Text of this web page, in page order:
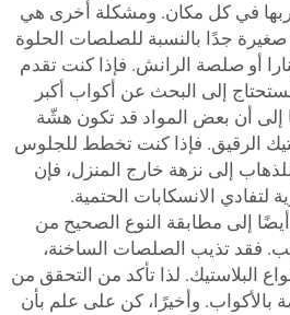
في كل مكان. ومشكلة أخرى هي
جدًا بالنسبة للصلصات الحلوة
أو صلصة الرانش. فإذا كنت تقدم
إلى البحث عن أكواب أكبر
إلى أن بعض المواد قد تكون هشّة
الرقيق. فإذا كنت تخطط للجلوس
إلى نزهة خارج المنزل، فإن
لتفادي الانسكابات الحتمية.
أيضًا إلى مطابقة النوع الصحيح من
فقد تذيب الصلصات الساخنة،
البلاستيك. لذا تأكد من التحقق من
بالأكواب. وأخيرًا، كن على علم بأن